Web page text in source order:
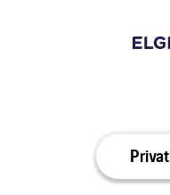
Privat